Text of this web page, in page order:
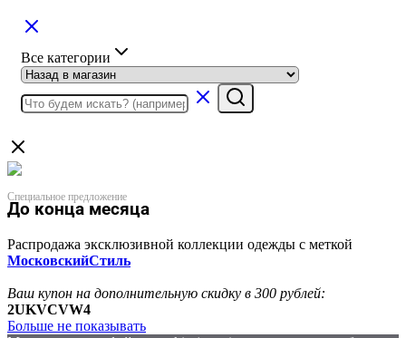
Все категории
Специальное предложение
До конца месяца
Распродажа эксклюзивной коллекции одежды с меткой
МосковскийСтиль
Ваш купон на дополнительную скидку в 300 рублей:
2UKVCVW4
Больше не показывать